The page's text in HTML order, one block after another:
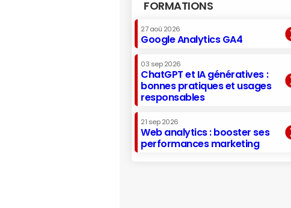
FORMATIONS
27 aoû 2026
Google Analytics GA4
03 sep 2026
ChatGPT et IA génératives :
bonnes pratiques et usages
responsables
21 sep 2026
Web analytics : booster ses
performances marketing